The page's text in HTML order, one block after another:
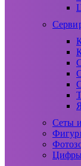
Сеты
Цифры